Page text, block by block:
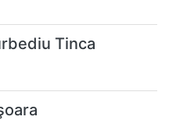
Tinca